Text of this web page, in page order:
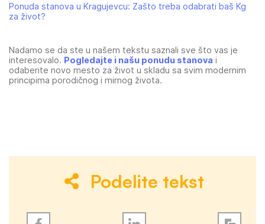
Ponuda stanova u Kragujevcu: Zašto treba odabrati baš Kg
za život?
Nadamo se da ste u našem tekstu saznali sve što vas je
interesovalo. Pogledajte i našu ponudu stanova i
odaberite novo mesto za život u skladu sa svim modernim
principima porodičnog i mirnog života.
Podelite tekst